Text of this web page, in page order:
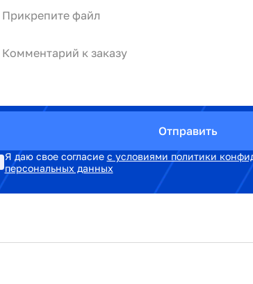
Прикрепите файл
Комментарий к заказу
Отправить
Я даю свое согласие с условиями политики
персональных данных